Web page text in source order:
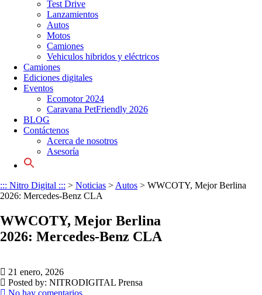
Test Drive
Lanzamientos
Autos
Motos
Camiones
Vehiculos hibridos y eléctricos
Camiones
Ediciones digitales
Eventos
Ecomotor 2024
Caravana PetFriendly 2026
BLOG
Contáctenos
Acerca de nosotros
Asesoría
Search
::: Nitro Digital ::: > Noticias > Autos > WWCOTY, Mejor Berlina
2026: Mercedes-Benz CLA
WWCOTY, Mejor Berlina
2026: Mercedes-Benz CLA
21 enero, 2026
Posted by: NITRODIGITAL Prensa
No hay comentarios